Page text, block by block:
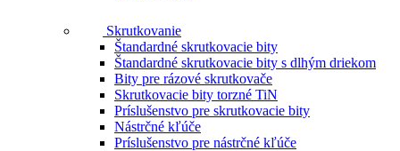
Skrutkovanie
Štandardné skrutkovacie bity
Štandardné skrutkovacie bity s dlhým driekom
Bity pre rázové skrutkovače
Skrutkovacie bity torzné TiN
Príslušenstvo pre skrutkovacie bity
Nástrčné kľúče
Príslušenstvo pre nástrčné kľúče